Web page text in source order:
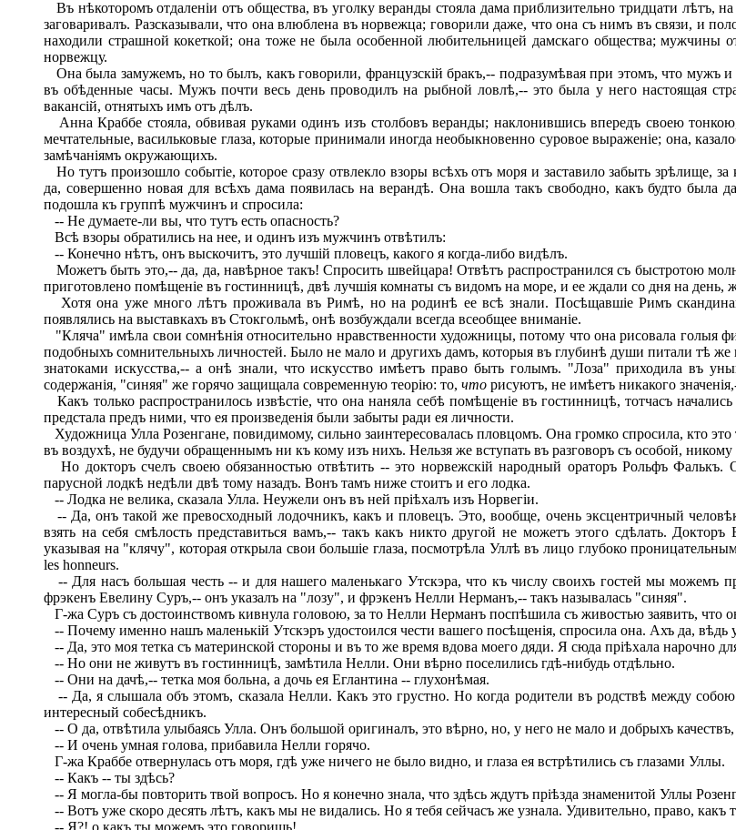
Въ нѣкоторомъ отдаленіи отъ общества, въ уголку веранды стояла дама приблизительно тридцати лѣтъ,
заговаривалъ. Разсказывали, что она влюблена въ норвежца; говорили даже, что она съ нимъ въ связи, и
находили страшной кокеткой; она тоже не была особенной любительницей дамскаго общества; мужчины
норвежцу.
Она была замужемъ, но то былъ, какъ говорили, французскій бракъ,-- подразумѣвая при этомъ, что мужъ
въ обѣденные часы. Мужъ почти весь день проводилъ на рыбной ловлѣ,-- это была у него настоящая
вакансій, отнятыхъ имъ отъ дѣлъ.
Анна Краббе стояла, обвивая руками одинъ изъ столбовъ веранды; наклонившись впередъ своею
мечтательные, васильковые глаза, которые принимали иногда необыкновенно суровое выраженіе; она,
замѣчаніямъ окружающихъ.
Но тутъ произошло событіе, которое сразу отвлекло взоры всѣхъ отъ моря и заставило забыть
да, совершенно новая для всѣхъ дама появилась на верандѣ. Она вошла такъ свободно, какъ будто была
подошла къ группѣ мужчинъ и спросила:
-- Не думаете-ли вы, что тутъ есть опасность?
Всѣ взоры обратились на нее, и одинъ изъ мужчинъ отвѣтилъ:
-- Конечно нѣтъ, онъ выскочитъ, это лучшій пловецъ, какого я когда-либо видѣлъ.
Можетъ быть это,-- да, да, навѣрное такъ! Спросить швейцара! Отвѣтъ распространился съ быстротою
приготовлено помѣщеніе въ гостинницѣ, двѣ лучшія комнаты съ видомъ на море, и ее ждали со дня на
Хотя она уже много лѣтъ проживала въ Римѣ, но на родинѣ ее всѣ знали. Посѣщавшіе Римъ
появлялись на выставкахъ въ Стокгольмѣ, онѣ возбуждали всегда всеобщее вниманіе.
"Кляча" имѣла свои сомнѣнія относительно нравственности художницы, потому что она рисовала
подобныхъ сомнительныхъ личностей. Было не мало и другихъ дамъ, которыя въ глубинѣ души питали тѣ же
знатоками искусства,-- а онѣ знали, что искусство имѣетъ право быть голымъ. "Лоза" приходила въ
содержанія, "синяя" же горячо защищала современную теорію: то, что рисуютъ, не имѣетъ никакого
Какъ только распространилось извѣстіе, что она наняла себѣ помѣщеніе въ гостинницѣ, тотчасъ
предстала предъ ними, что ея произведенія были забыты ради ея личности.
Художница Улла Розенгане, повидимому, сильно заинтересовалась пловцомъ. Она громко спросила, кто
въ воздухѣ, не будучи обращеннымъ ни къ кому изъ нихъ. Нельзя же вступать въ разговоръ съ особой,
Но докторъ счелъ своею обязанностью отвѣтить -- это норвежскій народный ораторъ Рольфъ
парусной лодкѣ недѣли двѣ тому назадъ. Вонъ тамъ ниже стоитъ и его лодка.
-- Лодка не велика, сказала Улла. Неужели онъ въ ней пріѣхалъ изъ Норвегіи.
-- Да, онъ такой же превосходный лодочникъ, какъ и пловецъ. Это, вообще, очень эксцентричный
взять на себя смѣлость представиться вамъ,-- такъ какъ никто другой не можетъ этого сдѣлать.
указывая на "клячу", которая открыла свои большіе глаза, посмотрѣла Уллѣ въ лицо глубоко
les honneurs.
-- Для насъ большая честь -- и для нашего маленькаго Утскэра, что къ числу своихъ гостей мы можемъ
фрэкенъ Евелину Суръ,-- онъ указалъ на "лозу", и фрэкенъ Нелли Нерманъ,-- такъ называлась "синяя".
Г-жа Суръ съ достоинствомъ кивнула головою, за то Нелли Нерманъ поспѣшила съ живостью заявить, что
-- Почему именно нашъ маленькій Утскэръ удостоился чести вашего посѣщенія, спросила она. Ахъ да, вѣдь
-- Да, это моя тетка съ материнской стороны и въ то же время вдова моего дяди. Я сюда пріѣхала нарочно
-- Но они не живутъ въ гостинницѣ, замѣтила Нелли. Они вѣрно поселились гдѣ-нибудь отдѣльно.
-- Они на дачѣ,-- тетка моя больна, а дочь ея Еглантина -- глухонѣмая.
-- Да, я слышала объ этомъ, сказала Нелли. Какъ это грустно. Но когда родители въ родствѣ между
интересный собесѣдникъ.
-- О да, отвѣтила улыбаясь Улла. Онъ большой оригиналъ, это вѣрно, но, у него не мало и добрыхъ
-- И очень умная голова, прибавила Нелли горячо.
Г-жа Краббе отвернулась отъ моря, гдѣ уже ничего не было видно, и глаза ея встрѣтились съ глазами Уллы.
-- Какъ -- ты здѣсь?
-- Я могла-бы повторить твой вопросъ. Но я конечно знала, что здѣсь ждутъ пріѣзда знаменитой Уллы
-- Вотъ уже скоро десять лѣтъ, какъ мы не видались. Но я тебя сейчасъ же узнала. Удивительно, право, какъ
-- Я?! о какъ ты можемъ это говоришь!